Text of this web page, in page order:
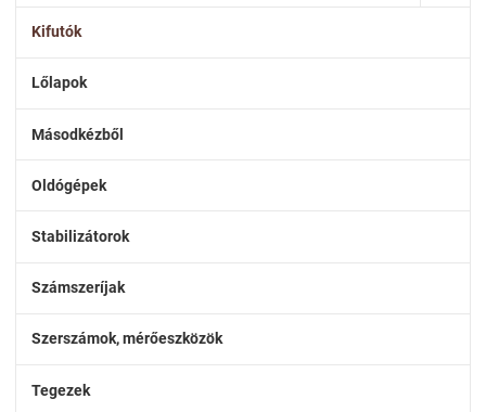
Kifutók
Lőlapok
Másodkézből
Oldógépek
Stabilizátorok
Számszeríjak
Szerszámok, mérőeszközök
Tegezek